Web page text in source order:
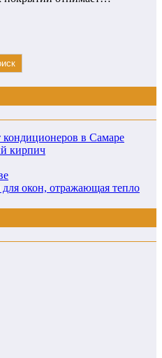
в Самаре
кирпич
окон, отражающая тепло